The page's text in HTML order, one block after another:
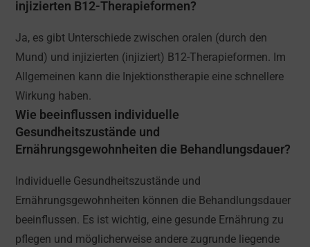
injizierten B12-Therapieformen?
Ja, es gibt Unterschiede zwischen oralen (durch den
Mund) und injizierten (injiziert) B12-Therapieformen. Im
Allgemeinen kann die Injektionstherapie eine schnellere
Wirkung haben.
Wie beeinflussen individuelle
Gesundheitszustände und
Ernährungsgewohnheiten die Behandlungsdauer?
Individuelle Gesundheitszustände und
Ernährungsgewohnheiten können die Behandlungsdauer
beeinflussen. Es ist wichtig, eine gesunde Ernährung zu
pflegen und möglicherweise andere zugrunde liegende